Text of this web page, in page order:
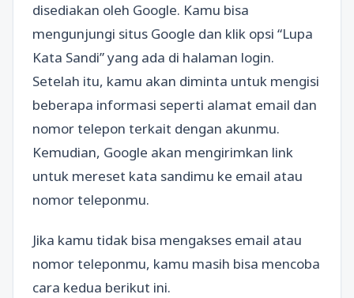
disediakan oleh Google. Kamu bisa
mengunjungi situs Google dan klik opsi “Lupa
Kata Sandi” yang ada di halaman login.
Setelah itu, kamu akan diminta untuk mengisi
beberapa informasi seperti alamat email dan
nomor telepon terkait dengan akunmu.
Kemudian, Google akan mengirimkan link
untuk mereset kata sandimu ke email atau
nomor teleponmu.
Jika kamu tidak bisa mengakses email atau
nomor teleponmu, kamu masih bisa mencoba
cara kedua berikut ini.